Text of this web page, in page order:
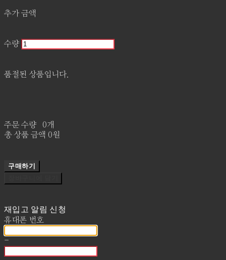
추가 금액
수량
품절된 상품입니다.
주문 수량
0개
총 상품 금액 0원
구매하기
재입고 알림 신청
휴대폰 번호
-